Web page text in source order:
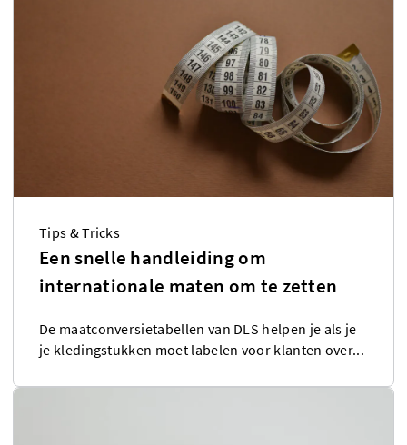
Tips & Tricks
Een snelle handleiding om
internationale maten om te zetten
De maatconversietabellen van DLS helpen je als je
je kledingstukken moet labelen voor klanten over...